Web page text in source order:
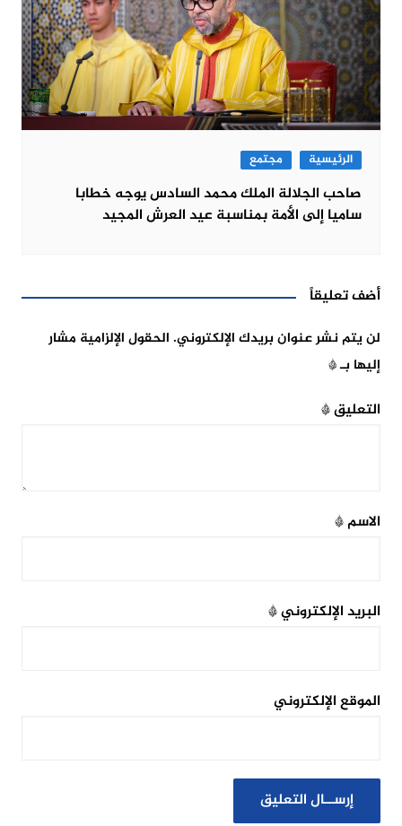
الرئيسية مجتمع
صاحب الجلالة الملك محمد السادس يوجه خطابا
ساميا إلى الأمة بمناسبة عيد العرش المجيد
أضف تعليقاً
لن يتم نشر عنوان بريدك الإلكتروني. الحقول الإلزامية مشار
إليها بـ*
التعليق*
الاسم*
البريد الإلكتروني*
الموقع الإلكتروني